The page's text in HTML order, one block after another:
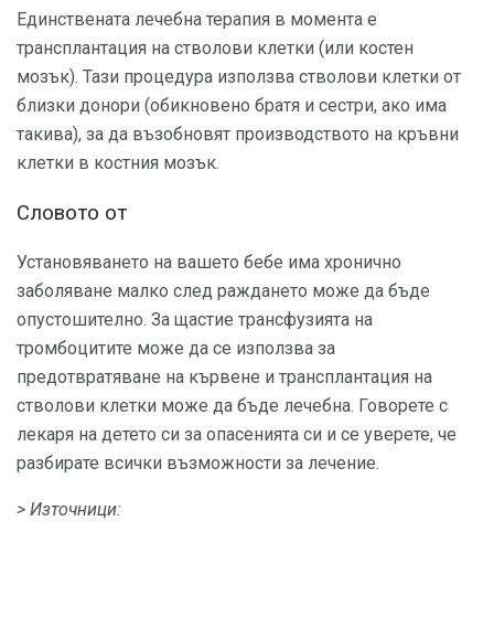
Единствената лечебна терапия в момента е
трансплантация на стволови клетки (или костен
мозък). Тази процедура използва стволови клетки от
близки донори (обикновено братя и сестри, ако има
такива), за да възобновят производството на кръвни
клетки в костния мозък.
Словото от
Установяването на вашето бебе има хронично
заболяване малко след раждането може да бъде
опустошително. За щастие трансфузията на
тромбоцитите може да се използва за
предотвратяване на кървене и трансплантация на
стволови клетки може да бъде лечебна. Говорете с
лекаря на детето си за опасенията си и се уверете, че
разбирате всички възможности за лечение.
> Източници: